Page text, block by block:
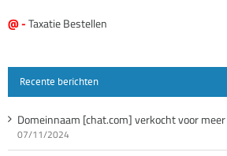
@ -Taxatie Bestellen
Recente berichten
Domeinnaam [chat.com] verkocht voor
07/11/2024